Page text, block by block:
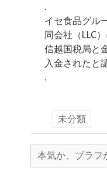
.
イセ食品グル
同会社（LLC
信越国税局と
入金されたと
.
未分類
本気か、ブラフ